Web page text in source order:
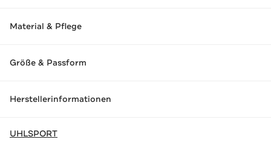
Material & Pflege
Größe & Passform
Herstellerinformationen
UHLSPORT